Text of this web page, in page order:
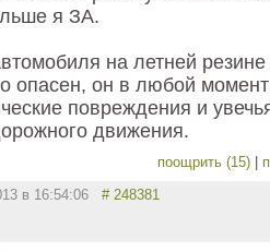
я ЗА.
на летней резине
опасен, он в любой момент
повреждения и
движения.
поощрить (15)
в 16:54:06 # 248381